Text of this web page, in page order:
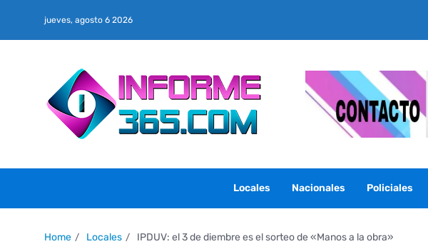
jueves, agosto 6 2026
Locales Nacionales Policiales
Home Locales IPDUV: el 3 de diembre es el sorteo de «Manos a la obra»